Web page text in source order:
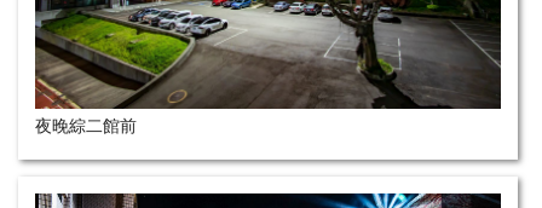
夜晚綜二館前